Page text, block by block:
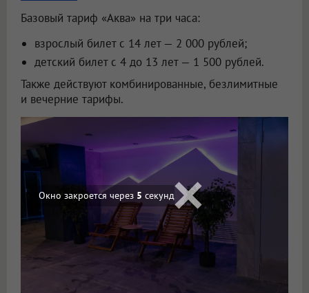
Базовый тариф «Аква» на три часа:
взрослый билет с 14 лет — 2 000 рублей;
детский билет с 4 до 13 лет — 1 500 рублей.
Также действуют комбинированные, безлимитные
и вечерние тарифы.
Окно закроется через 3 секунд